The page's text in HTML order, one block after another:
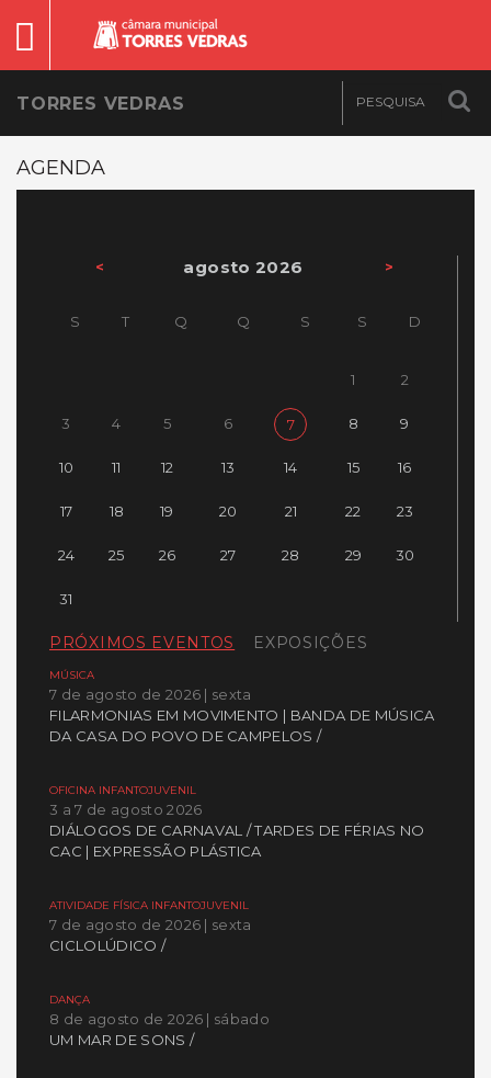
TORRES VEDRAS
AGENDA
< agosto 2026 >
S T Q Q S S D
1 2
3 4 5 6 7 8 9
10 11 12 13 14 15 16
17 18 19 20 21 22 23
24 25 26 27 28 29 30
31
PRÓXIMOS EVENTOS EXPOSIÇÕES
MÚSICA
7 de agosto de 2026 | sexta
FILARMONIAS EM MOVIMENTO | BANDA DE MÚSICA
DA CASA DO POVO DE CAMPELOS /
OFICINA INFANTOJUVENIL
3 a 7 de agosto 2026
DIÁLOGOS DE CARNAVAL / TARDES DE FÉRIAS NO
CAC | EXPRESSÃO PLÁSTICA
ATIVIDADE FÍSICA INFANTOJUVENIL
7 de agosto de 2026 | sexta
CICLOLÚDICO /
DANÇA
8 de agosto de 2026 | sábado
UM MAR DE SONS /